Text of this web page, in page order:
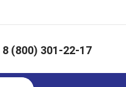
8 (800) 301-22-17